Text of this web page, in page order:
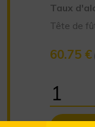
Taux
Tête de
60.75 €